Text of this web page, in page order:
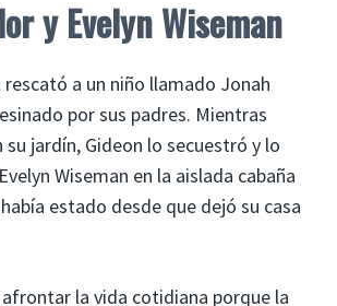
y Evelyn Wiseman
rescató a un niño llamado Jonah
por sus padres. Mientras
su jardín, Gideon lo secuestró y lo
Wiseman en la aislada cabaña
estado desde que dejó su casa
afrontar la vida cotidiana porque la